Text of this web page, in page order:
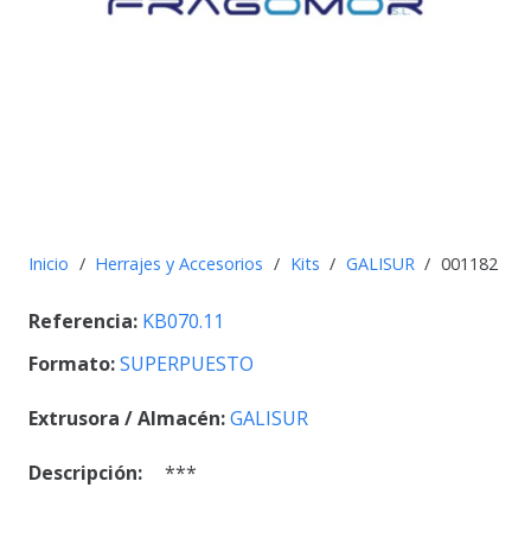
Inicio / Herrajes y Accesorios / Kits / GALISUR / 001182
Referencia: KB070.11
Formato:SUPERPUESTO
Extrusora / Almacén:GALISUR
Descripción: ***